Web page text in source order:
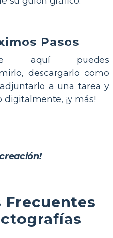
Pasos
aquí puedes
descargarlo como
adjuntarlo a una tarea y
digitalmente, ¡y más!
creación!
Frecuentes